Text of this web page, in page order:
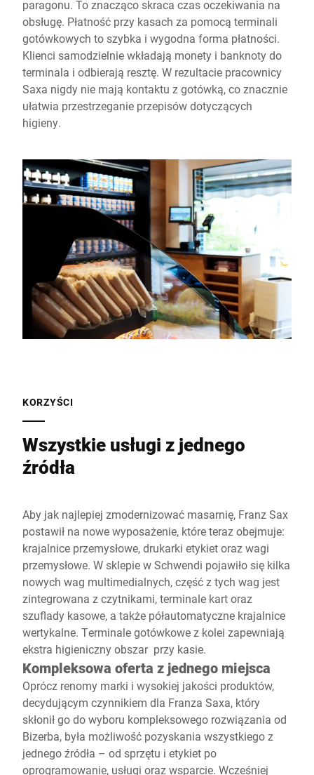
paragonu. To znacząco skraca czas oczekiwania na
obsługę. Płatność przy kasach za pomocą terminali
gotówkowych to szybka i wygodna forma płatności.
Klienci samodzielnie wkładają monety i banknoty do
terminala i odbierają resztę. W rezultacie pracownicy
Saxa nigdy nie mają kontaktu z gotówką, co znacznie
ułatwia przestrzeganie przepisów dotyczących
higieny.
KORZYŚCI
Wszystkie usługi z jednego
źródła
Aby jak najlepiej zmodernizować masarnię, Franz Sax
postawił na nowe wyposażenie, które teraz obejmuje:
krajalnice przemysłowe, drukarki etykiet oraz wagi
przemysłowe. W sklepie w Schwendi pojawiło się kilka
nowych wag multimedialnych, część z tych wag jest
zintegrowana z czytnikami, terminale kart oraz
szuflady kasowe, a także półautomatyczne krajalnice
wertykalne. Terminale gotówkowe z kolei zapewniają
ekstra higieniczny obszar przy kasie.
Kompleksowa oferta z jednego miejsca
Oprócz renomy marki i wysokiej jakości produktów,
decydującym czynnikiem dla Franza Saxa, który
skłonił go do wyboru kompleksowego rozwiązania od
Bizerba, była możliwość pozyskania wszystkiego z
jednego źródła – od sprzętu i etykiet po
oprogramowanie, usługi oraz wsparcie. Wcześniej